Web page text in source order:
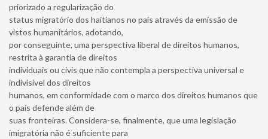
priorizado a regularização do
status migratório dos haitianos no país através da emissão de
vistos humanitários, adotando,
por conseguinte, uma perspectiva liberal de direitos humanos,
restrita à garantia de direitos
individuais ou civis que não contempla a perspectiva universal e
indivisível dos direitos
humanos, em conformidade com o marco dos direitos humanos que
o país defende além de
suas fronteiras. Considera-se, finalmente, que uma legislação
imigratória não é suficiente para